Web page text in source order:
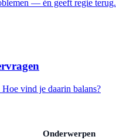
— én geeft regie terug.
vind je daarin balans?
Onderwerpen